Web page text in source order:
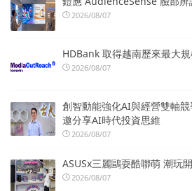
2026/08/07
HDBank 取得越南歷來最大
2026/08/07
創智動能強化AI與經營雙軸
邀分享AI時代投資思維
2026/08/07
ASUSx三麗鷗耍酷聯萌 潮玩
2026/08/07